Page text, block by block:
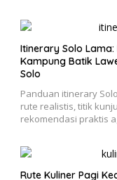
Itinerary Solo
Kampung Batik
Solo
Panduan itinerary
rute realistis, titik
rekomendasi praktis
Rute Kuliner Pagi